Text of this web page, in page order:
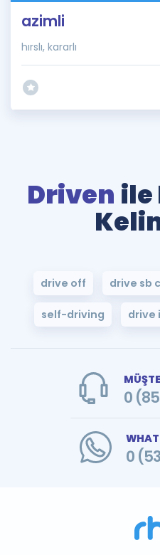
azimli
hırslı, kararlı
Driven ile
drive off drive sb
self-driving drive
0
0